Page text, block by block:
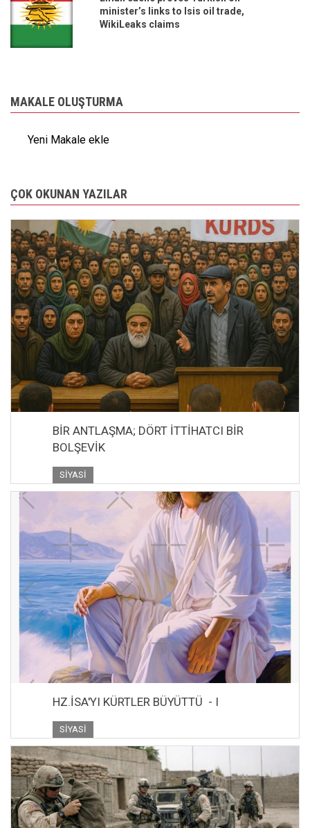
minister’s links to Isis oil trade,
WikiLeaks claims
MAKALE OLUŞTURMA
Yeni Makale ekle
ÇOK OKUNAN YAZILAR
BİR ANTLAŞMA; DÖRT İTTİHATCI BİR
BOLŞEVİK
SIYASI
HZ.İSA'YI KÜRTLER BÜYÜTTÜ - I
SIYASI